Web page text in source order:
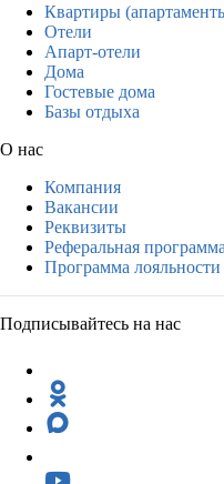
Квартиры
Отели
Апарт-отели
Дома
Гостевые дома
Базы отдыха
О нас
Компания
Вакансии
Реквизиты
Реферальная программа
Программа лояльности
Подписывайтесь на нас